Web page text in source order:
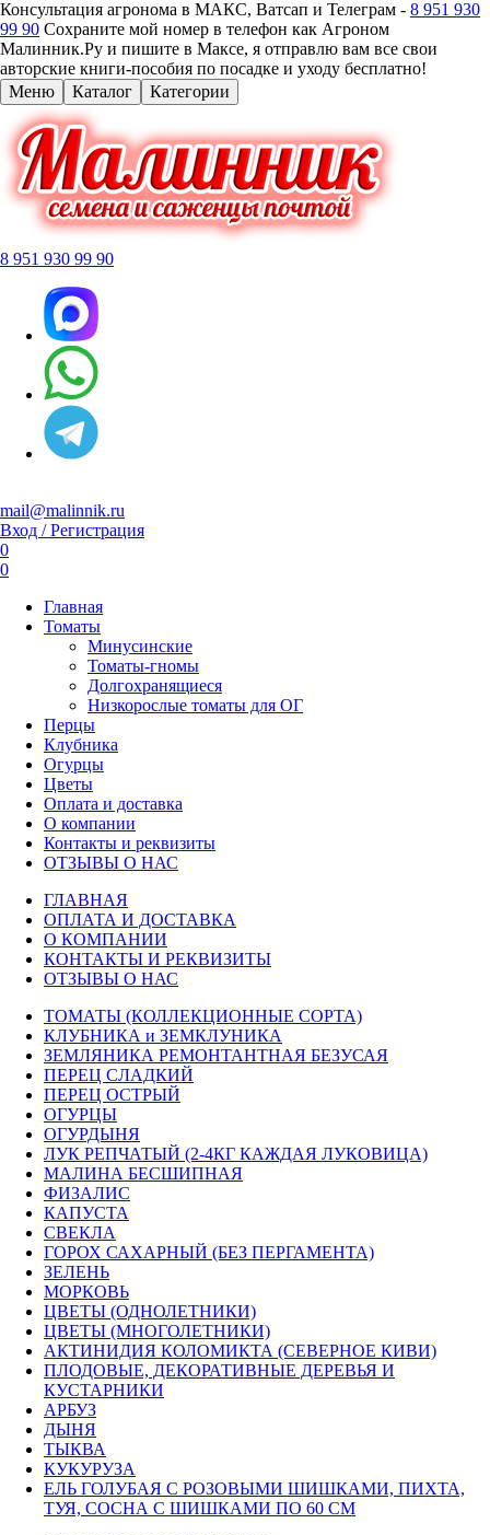
Консультация агронома в МАКС, Ватсап и Телеграм - 8 951 930
99 90 Сохраните мой номер в телефон как Агроном
Малинник.Ру и пишите в Максе, я отправлю вам все свои
авторские книги-пособия по посадке и уходу бесплатно!
Меню
Каталог Категории
8 951 930 99 90
mail@malinnik.ru
Вход / Регистрация
0
0
Главная
Томаты
Минусинские
Томаты-гномы
Долгохранящиеся
Низкорослые томаты для ОГ
Перцы
Клубника
Огурцы
Цветы
Оплата и доставка
О компании
Контакты и реквизиты
ОТЗЫВЫ О НАС
ГЛАВНАЯ
ОПЛАТА И ДОСТАВКА
О КОМПАНИИ
КОНТАКТЫ И РЕКВИЗИТЫ
ОТЗЫВЫ О НАС
ТОМАТЫ (КОЛЛЕКЦИОННЫЕ СОРТА)
КЛУБНИКА и ЗЕМКЛУНИКА
ЗЕМЛЯНИКА РЕМОНТАНТНАЯ БЕЗУСАЯ
ПЕРЕЦ СЛАДКИЙ
ПЕРЕЦ ОСТРЫЙ
ОГУРЦЫ
ОГУРДЫНЯ
ЛУК РЕПЧАТЫЙ (2-4КГ КАЖДАЯ ЛУКОВИЦА)
МАЛИНА БЕСШИПНАЯ
ФИЗАЛИС
КАПУСТА
СВЕКЛА
ГОРОХ САХАРНЫЙ (БЕЗ ПЕРГАМЕНТА)
ЗЕЛЕНЬ
МОРКОВЬ
ЦВЕТЫ (ОДНОЛЕТНИКИ)
ЦВЕТЫ (МНОГОЛЕТНИКИ)
АКТИНИДИЯ КОЛОМИКТА (СЕВЕРНОЕ КИВИ)
ПЛОДОВЫЕ, ДЕКОРАТИВНЫЕ ДЕРЕВЬЯ И
КУСТАРНИКИ
АРБУЗ
ДЫНЯ
ТЫКВА
КУКУРУЗА
ЕЛЬ ГОЛУБАЯ С РОЗОВЫМИ ШИШКАМИ, ПИХТА,
ТУЯ, СОСНА С ШИШКАМИ ПО 60 СМ